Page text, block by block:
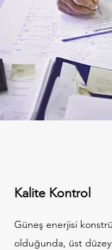
Kalite Kontrol
Güneş enerjisi
olduğunda, üst